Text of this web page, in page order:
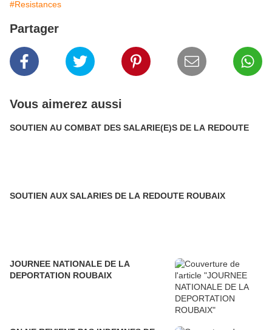
#Resistances
Partager
Vous aimerez aussi
SOUTIEN AU COMBAT DES SALARIE(E)S DE LA REDOUTE
SOUTIEN AUX SALARIES DE LA REDOUTE ROUBAIX
JOURNEE NATIONALE DE LA
DEPORTATION ROUBAIX